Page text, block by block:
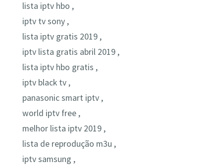
lista iptv hbo ,
iptv tv sony ,
lista iptv gratis 2019 ,
iptv lista gratis abril 2019 ,
lista iptv hbo gratis ,
iptv black tv ,
panasonic smart iptv ,
world iptv free ,
melhor lista iptv 2019 ,
lista de reprodução m3u ,
iptv samsung ,